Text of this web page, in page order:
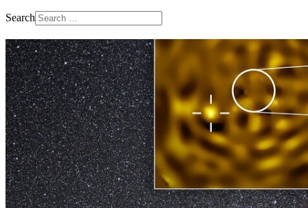
Search